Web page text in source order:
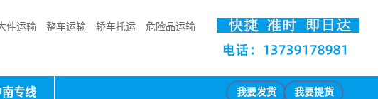
件运输 整车运输 轿车托运 危险品运输
南专线 我要发货 我要提货